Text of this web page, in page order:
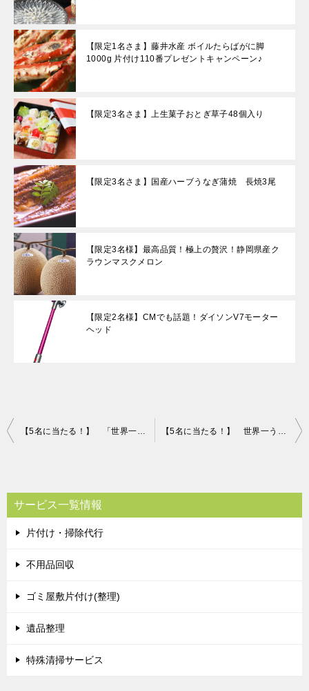
【限定1名さま】藤井水産 ボイルたらばがに脚
1000g 片付け110番プレゼントキャンペーン♪
【限定3名さま】上生菓子おとぎ草子48個入り
【限定3名さま】国産ハーブうなぎ蒲焼 長焼3尾
【限定3名様】最高品質！極上の贅沢！静岡県産ク
ラウンマスクメロン
【限定2名様】CMでも話題！ダイソンV7モーター
ヘッド
投
ビ
ゲ
ー
シ
【5名に当たる！】 「世界一の蜂蜜」を堪能しませんか？ 【5名に当たる！】 世界一うまいスイカプレゼント！
サービス一覧情報
片付け・掃除代行
不用品回収
ゴミ屋敷片付け(整理)
遺品整理
特殊清掃サービス